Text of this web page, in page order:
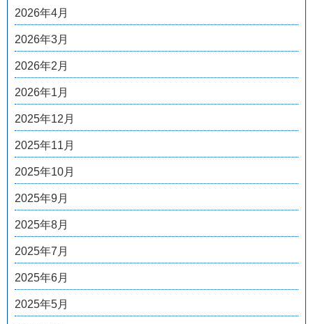
2026年4月
2026年3月
2026年2月
2026年1月
2025年12月
2025年11月
2025年10月
2025年9月
2025年8月
2025年7月
2025年6月
2025年5月